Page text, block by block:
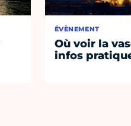
ÉVÈNEMENT
Où voir la
infos